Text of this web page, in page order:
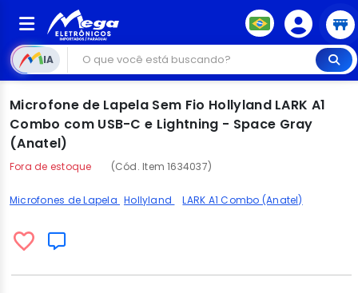
IA
Microfone de Lapela Sem Fio Hollyland LARK A1
Combo com USB-C e Lightning - Space Gray
(Anatel)
Fora de estoque (Cód. Item 1634037)
Microfones de Lapela Hollyland LARK A1 Combo (Anatel)